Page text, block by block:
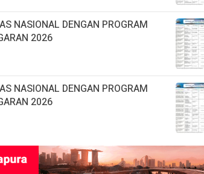
NASIONAL DENGAN PROGRAM
2026
NASIONAL DENGAN PROGRAM
2026